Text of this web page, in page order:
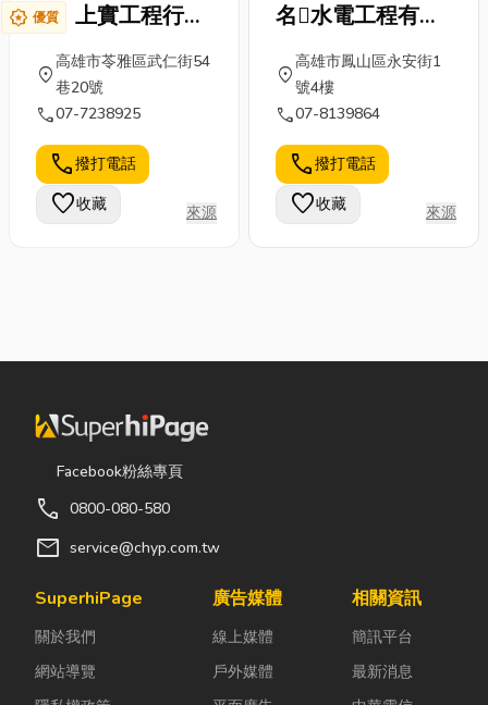
award_star 優質
上實工程行專
業高雄防水廠
商
location_on
高雄市苓雅區武仁街54
巷20號
call07-7238925
call撥打電話
favorite收藏 來源
名水電工程有限
公司
location_on
高雄市鳳山區永安街1
號4樓
call07-8139864
call撥打電話
favorite收藏 來源
Facebook粉絲專頁
call 0800-080-580
mail service@chyp.com.tw
SuperhiPage
關於我們
網站導覽
廣告媒體
線上媒體
戶外媒體
相關資訊
簡訊平台
最新消息